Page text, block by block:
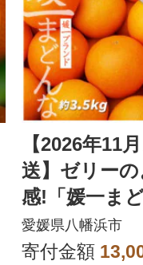
【2026年11
送】ゼリー
感!「媛一ま
約3.5kg入【
愛媛県八幡浜市
寄付金額